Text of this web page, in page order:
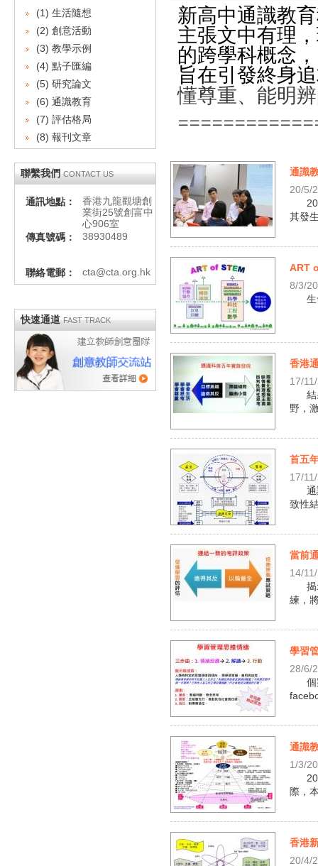
(1) 生活隨想
(2) 創意活動
(3) 教學示例
(4) 點子匯編
(5) 研究論文
(6) 通識教育
(7) 評估格局
(8) 報刊文章
聯繫我們 CONTACT US
通訊地點：
香港九龍觀塘創
業街25號創富中
心906室
傳真號碼： 38930489
聯絡電郵： cta@cta.org.hk
快速通道 FAST TRACK
新高中通識教
主張文中有理
的跨學科概念
旨在引發終身
懂尊重、能明
通識
20/5/
其發
ART
8/3/
香港
17/
野，
首五
17/
致性
當前
14/
練，
學習
28/6/
通識
1/3/
際，
香港
20/4/